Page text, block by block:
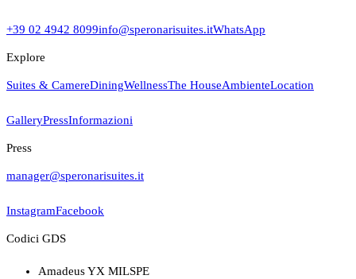
+39 02 4942 8099info@speronarisuites.itWhatsApp
Explore
Suites & CamereDiningWellnessThe HouseAmbienteLocation
GalleryPressInformazioni
Press
manager@speronarisuites.it
InstagramFacebook
Codici GDS
Amadeus YX MILSPE